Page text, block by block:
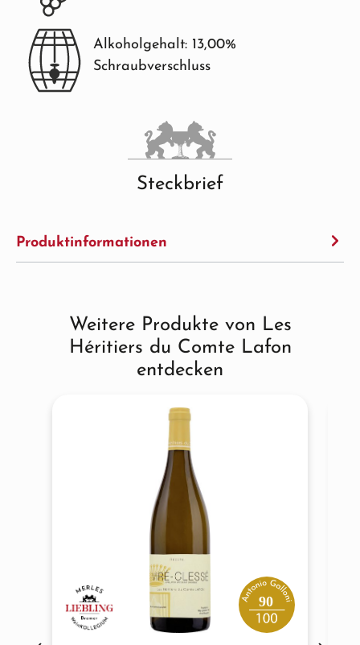
Alkoholgehalt: 13,00%
Schraubverschluss
Steckbrief
Produktinformationen
Produktgalerie überspringen
Weitere Produkte von Les
Héritiers du Comte Lafon
entdecken
90